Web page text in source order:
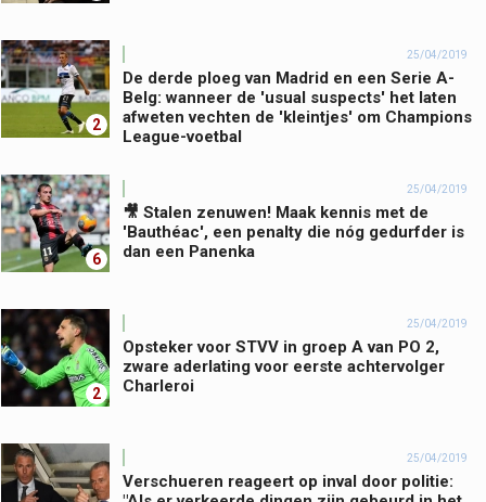
2
25/04/2019
De derde ploeg van Madrid en een Serie A-
Belg: wanneer de 'usual suspects' het laten
afweten vechten de 'kleintjes' om Champions
League-voetbal
6
25/04/2019
🎥 Stalen zenuwen! Maak kennis met de
'Bauthéac', een penalty die nóg gedurfder is
dan een Panenka
2
25/04/2019
Opsteker voor STVV in groep A van PO 2,
zware aderlating voor eerste achtervolger
Charleroi
25/04/2019
Verschueren reageert op inval door politie: